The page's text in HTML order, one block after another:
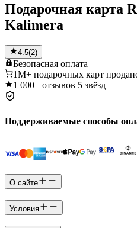
Подарочная карта
Kalimera
4.5(2)
Безопасная оплата
1M+ подарочных карт
1 000+ отзывов 5 звёзд
Поддерживаемые способы
О сайте
Условия